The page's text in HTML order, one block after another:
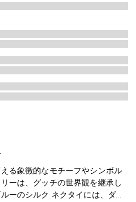
る象徴的なモチーフやシンボル
ーは、グッチの世界観を継承し
ーのシルク ネクタイには、ダブ